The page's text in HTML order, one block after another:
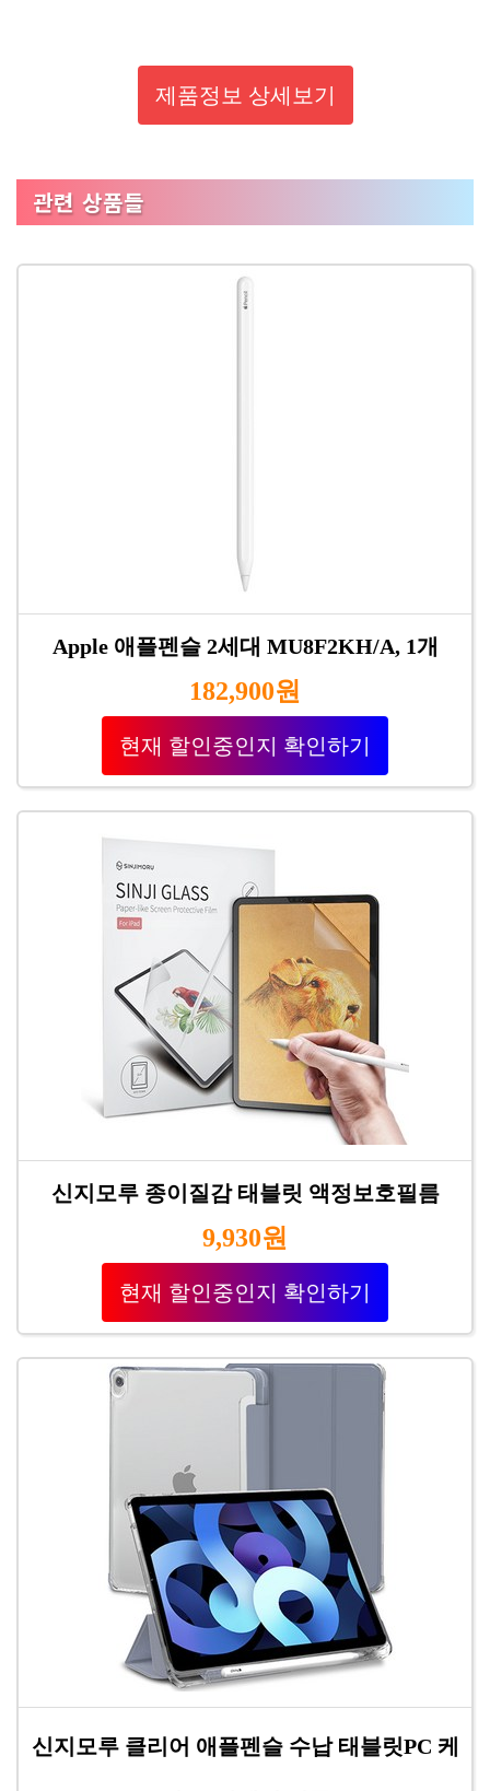
제품정보 상세보기
관련 상품들
Apple 애플펜슬 2세대 MU8F2KH/A, 1개
182,900원
현재 할인중인지 확인하기
신지모루 종이질감 태블릿 액정보호필름
9,930원
현재 할인중인지 확인하기
신지모루 클리어 애플펜슬 수납 태블릿PC 케